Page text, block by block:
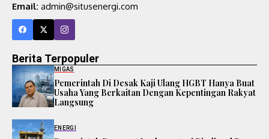
Email: admin@situsenergi.com
Berita Terpopuler
MIGAS
Pemerintah Di Desak Kaji Ulang HGBT Hanya Buat
Usaha Yang Berkaitan Dengan Kepentingan Rakyat
Langsung
ENERGI